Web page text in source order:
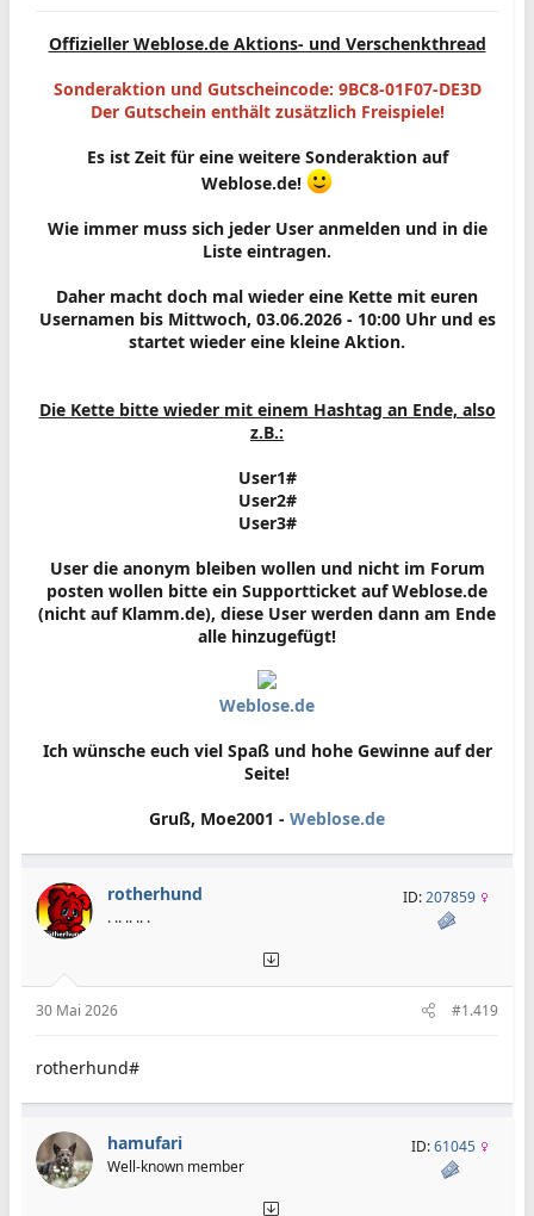
Offizieller Weblose.de Aktions- und Verschenkthread
Sonderaktion und Gutscheincode: 9BC8-01F07-DE3D
Der Gutschein enthält zusätzlich Freispiele!
Es ist Zeit für eine weitere Sonderaktion auf
Weblose.de!
Wie immer muss sich jeder User anmelden und in die
Liste eintragen.
Daher macht doch mal wieder eine Kette mit euren
Usernamen bis Mittwoch, 03.06.2026 - 10:00 Uhr und es
startet wieder eine kleine Aktion.
Die Kette bitte wieder mit einem Hashtag an Ende, also
z.B.:
User1#
User2#
User3#
User die anonym bleiben wollen und nicht im Forum
posten wollen bitte ein Supportticket auf Weblose.de
(nicht auf Klamm.de), diese User werden dann am Ende
alle hinzugefügt!
Weblose.de
Ich wünsche euch viel Spaß und hohe Gewinne auf der
Seite!
Gruß, Moe2001 - Weblose.de
rotherhund
. .. .. .. .
ID:207859
30 Mai 2026 #1.419
rotherhund#
hamufari
Well-known member
ID:61045